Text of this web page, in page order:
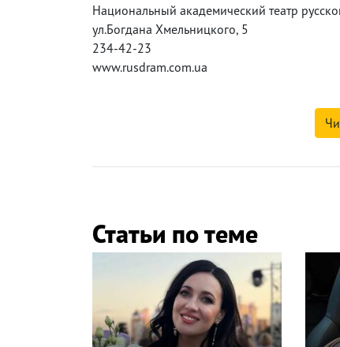
Национальный академический театр
ул.Богдана Хмельницкого, 5
234-42-23
www.rusdram.com.ua
Статьи по теме